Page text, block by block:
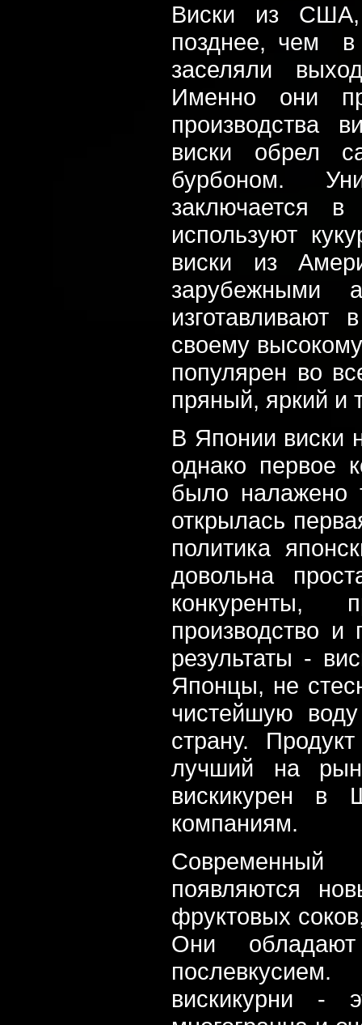
Виски из США,
позднее, чем в
заселяли
Именно они
производства
виски обрел
бурбоном.
заключается
используют
виски из
зарубежными
своему
популярен во
пряный, яркий и
В Японии виски
однако первое
было налажено
открылась
политика
довольна
конкуренты,
производство
результаты -
Японцы, не
чистейшую
страну.
лучший на
вискикурен в
компаниям.
появляются
фруктовых
Они
вискикурни -